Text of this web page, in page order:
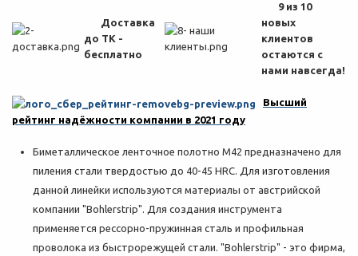
Доставка
до ТК -
бесплатно
9 из 10
новых
клиентов
остаются с
нами навсегда!
Высший
рейтинг надёжности компании в 2021 году
Биметаллическое ленточное полотно M42 предназначено для
пиления стали твердостью до 40-45 HRC. Для изготовления
данной линейки используются материалы от австрийской
компании "Bohlerstrip". Для создания инструмента
применяется рессорно-пружинная сталь и профильная
проволока из быстрорежущей стали. "Bohlerstrip" - это фирма,